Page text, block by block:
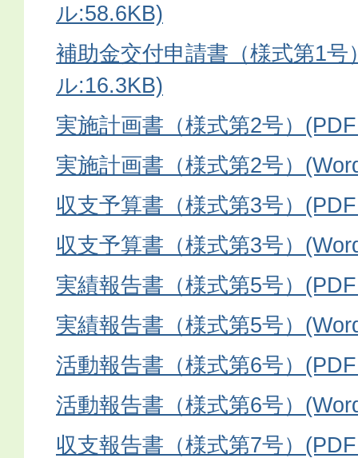
ル:58.6KB)
補助金交付申請書（様式第1号
ル:16.3KB)
実施計画書（様式第2号）
実施計画書（様式第2号）
収支予算書（様式第3号）
収支予算書（様式第3号）
実績報告書（様式第5号）
実績報告書（様式第5号）
活動報告書（様式第6号）
活動報告書（様式第6号）
収支報告書（様式第7号）